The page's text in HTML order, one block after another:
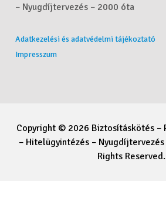
– Nyugdíjtervezés – 2000 óta
Adatkezelési és adatvédelmi tájékoztató
Impresszum
Copyright © 2026 Biztosításkötés –
– Hitelügyintézés –
Rights Reserved.